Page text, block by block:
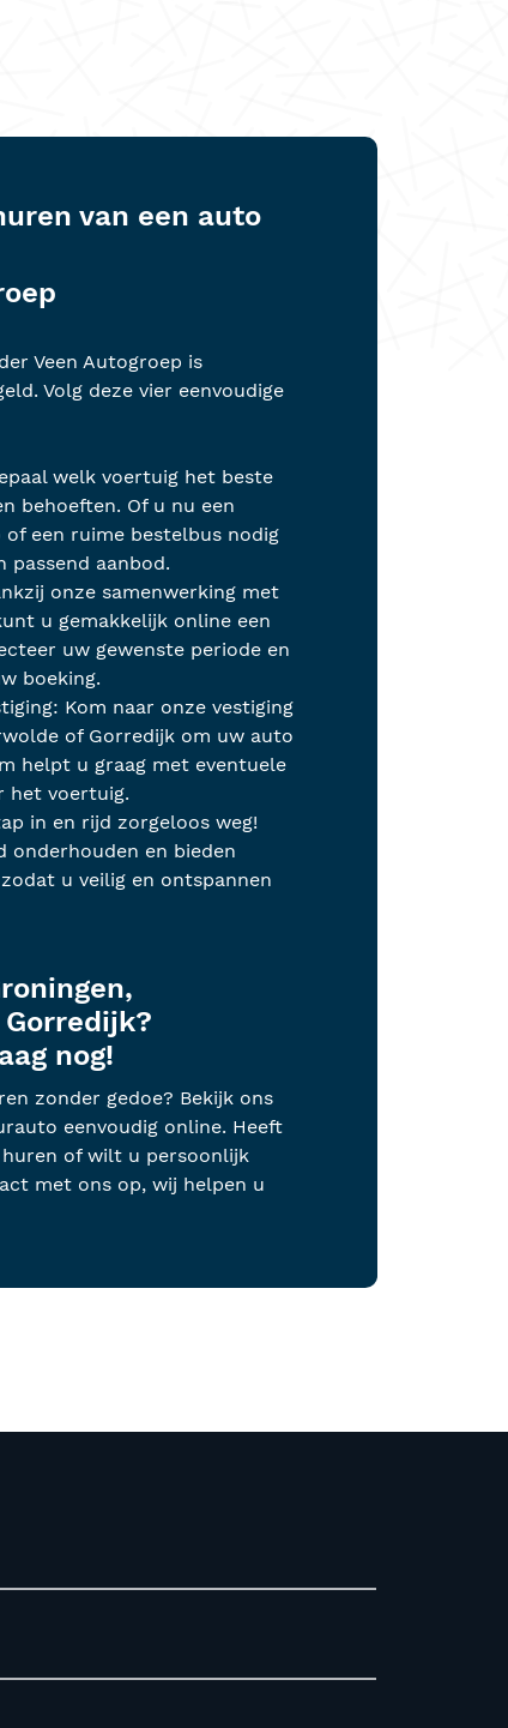
van een auto
Veen Autogroep is
Volg deze vier eenvoudige
welk voertuig het beste
behoeften. Of u nu een
een ruime bestelbus nodig
passend aanbod.
onze samenwerking met
u gemakkelijk online een
uw gewenste periode en
boeking.
Kom naar onze vestiging
of Gorredijk om uw auto
helpt u graag met eventuele
het voertuig.
in en rijd zorgeloos weg!
onderhouden en bieden
u veilig en ontspannen
nog!
zonder gedoe? Bekijk ons
eenvoudig online. Heeft
of wilt u persoonlijk
met ons op, wij helpen u